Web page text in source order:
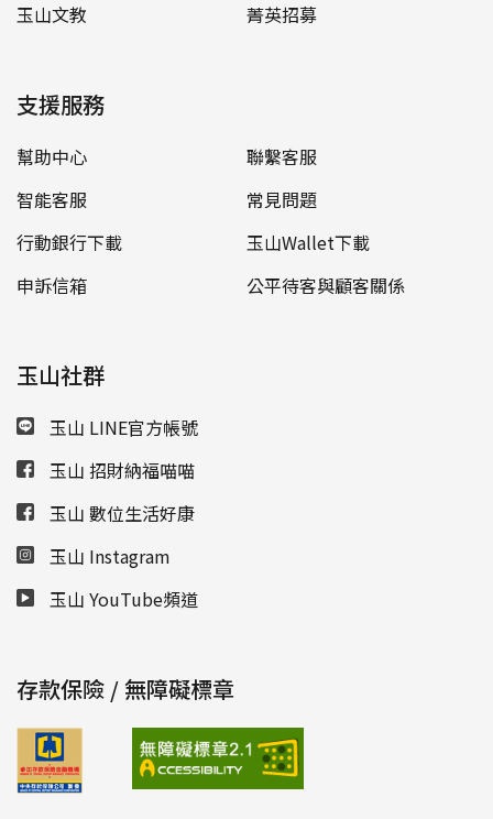
玉山文教
菁英招募
支援服務
幫助中心
聯繫客服
智能客服
常見問題
行動銀行下載
玉山Wallet下載
申訴信箱
公平待客與顧客關係
玉山社群
玉山 LINE官方帳號
玉山 招財納福喵喵
玉山 數位生活好康
玉山 Instagram
玉山 YouTube頻道
存款保險 / 無障礙標章